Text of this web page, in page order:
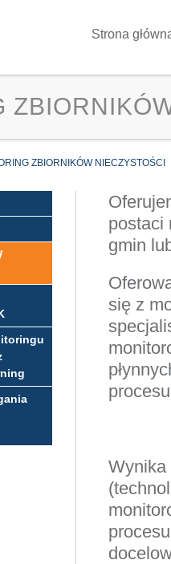
Strona
ZBIORNIKÓW NIECZYSTOŚCI
postaci
gmin
się z
Wynika